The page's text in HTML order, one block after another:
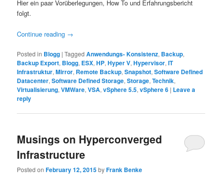
Hier ein paar Vorüberlegungen, How To und Erfahrungsbericht
folgt.
Continue reading →
Posted in Blogg |Tagged Anwendungs- Konsistenz, Backup,
Backup Export, Blogg, ESX,HP,Hyper V,Hypervisor,IT
Infrastruktur,Mirror, Remote Backup,Snapshot,Software Defined
Datacenter,Software Defined Storage,Storage,Technik,
Virtualisierung,VMWare,VSA,vSphere 5.5,vSphere 6 | Leave a
reply
Musings on Hyperconverged
Infrastructure
Posted onFebruary 12, 2015byFrank Benke